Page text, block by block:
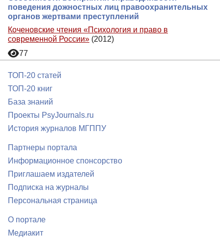
поведения дожностных лиц правоохранительных
органов жертвами преступлений
Коченовские чтения «Психология и право в
современной России» (2012)
77
ТОП-20 статей
ТОП-20 книг
База знаний
Проекты PsyJournals.ru
История журналов МГППУ
Партнеры портала
Информационное спонсорство
Приглашаем издателей
Подписка на журналы
Персональная страница
О портале
Медиакит